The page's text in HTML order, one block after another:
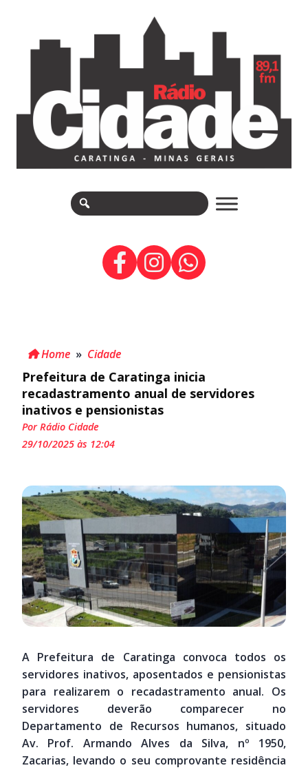
Home » Cidade
Prefeitura de Caratinga inicia
recadastramento anual de servidores
inativos e pensionistas
Por Rádio Cidade
29/10/2025 às 12:04
A Prefeitura de Caratinga convoca todos os
servidores inativos, aposentados e pensionistas
para realizarem o recadastramento anual. Os
servidores deverão comparecer no
Departamento de Recursos humanos, situado
Av. Prof. Armando Alves da Silva, nº 1950,
Zacarias, levando o seu comprovante residência